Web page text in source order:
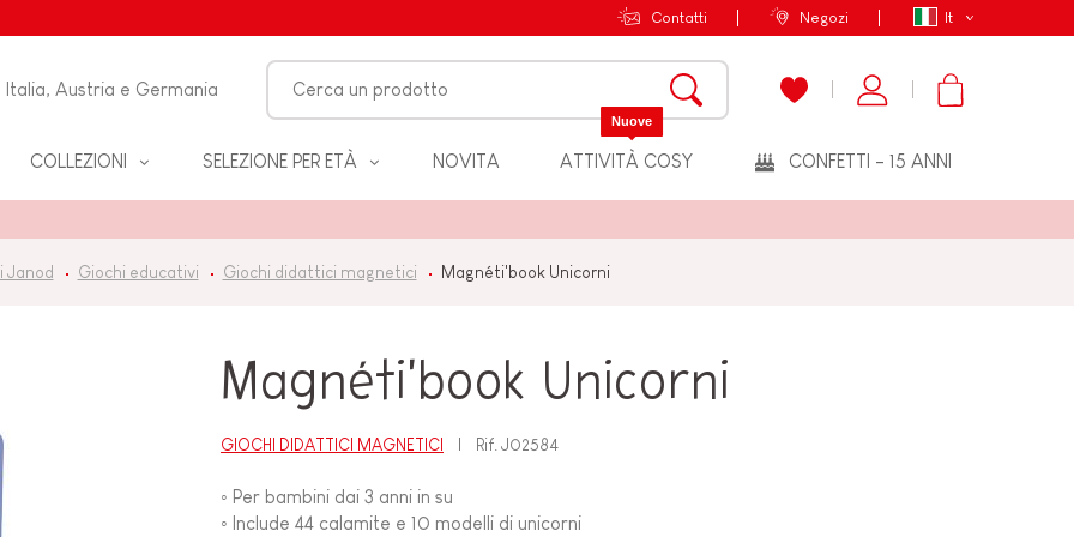
It
Contatti Negozi
Italia, Austria e Germania
COLLEZIONI SELEZIONE PER ETÀ NOVITA ATTIVITÀ COSY
Nuove
CONFETTI - 15 ANNI
Janod Giochi educativi Giochi didattici magnetici Magnéti'book Unicorni
Magnéti'book Unicorni
GIOCHI DIDATTICI MAGNETICI Rif.J02584
◦ Per bambini dai 3 anni in su
◦ Include 44 calamite e 10 modelli di unicorni